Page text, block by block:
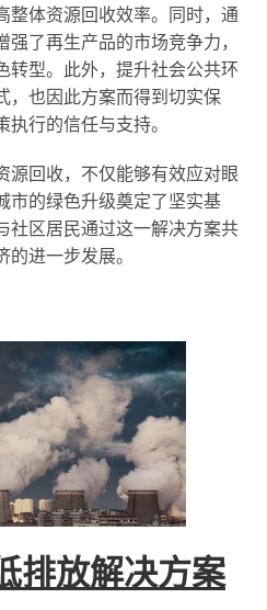
整体资源回收效率。同时，通
了再生产品的市场竞争力，
转型。此外，提升社会公共环
，也因此方案而得到切实保
行的信任与支持。
源回收，不仅能够有效应对眼
市的绿色升级奠定了坚实基
社区居民通过这一解决方案共
进一步发展。
排放解决方案